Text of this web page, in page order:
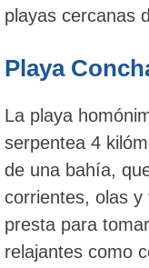
playas cercanas
Playa
La playa
serpentea 4
de una bahía,
corrientes, olas y
presta para
relajantes como